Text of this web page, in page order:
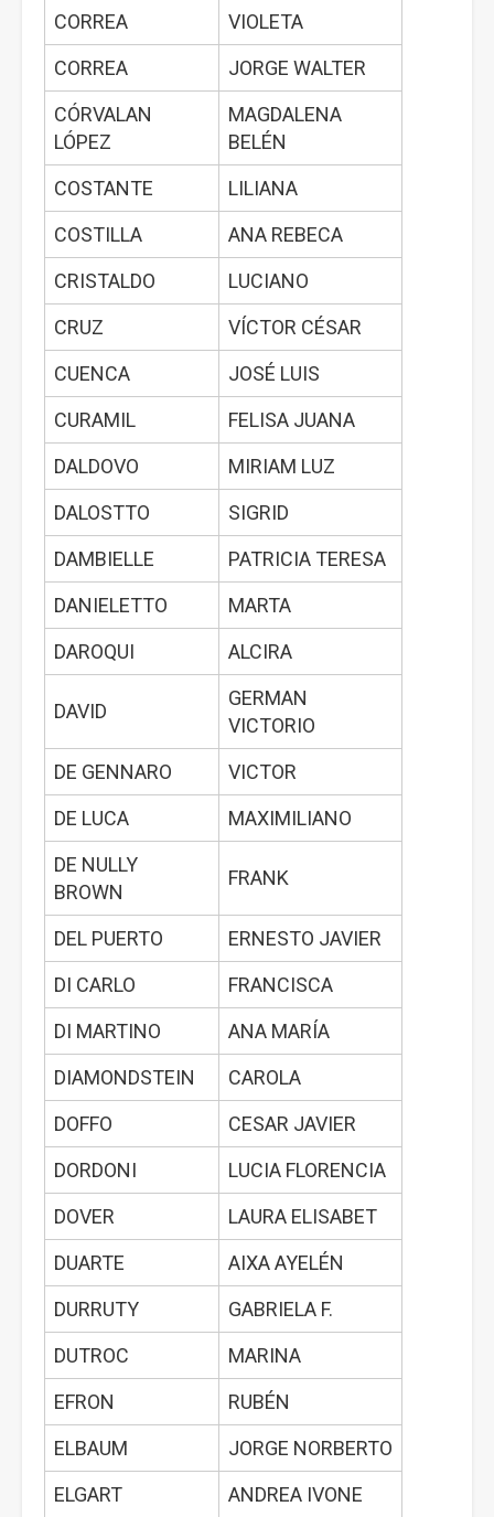
CORREA
VIOLETA
CORREA
JORGE WALTER
CÓRVALAN
LÓPEZ
MAGDALENA
BELÉN
COSTANTE
LILIANA
COSTILLA
ANA REBECA
CRISTALDO
LUCIANO
CRUZ
VÍCTOR CÉSAR
CUENCA
JOSÉ LUIS
CURAMIL
FELISA JUANA
DALDOVO
MIRIAM LUZ
DALOSTTO
SIGRID
DAMBIELLE
PATRICIA TERESA
DANIELETTO
MARTA
DAROQUI
ALCIRA
DAVID
GERMAN
VICTORIO
DE GENNARO
VICTOR
DE LUCA
MAXIMILIANO
DE NULLY
BROWN
FRANK
DEL PUERTO
ERNESTO JAVIER
DI CARLO
FRANCISCA
DI MARTINO
ANA MARÍA
DIAMONDSTEIN
CAROLA
DOFFO
CESAR JAVIER
DORDONI
LUCIA FLORENCIA
DOVER
LAURA ELISABET
DUARTE
AIXA AYELÉN
DURRUTY
GABRIELA F.
DUTROC
MARINA
EFRON
RUBÉN
ELBAUM
JORGE NORBERTO
ELGART
ANDREA IVONE